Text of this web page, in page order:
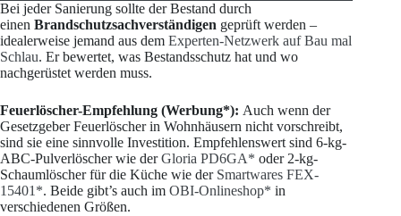
Bei jeder Sanierung sollte der Bestand durch
einen Brandschutzsachverständigen geprüft werden –
idealerweise jemand aus dem Experten-Netzwerk auf Bau mal
Schlau. Er bewertet, was Bestandsschutz hat und wo
nachgerüstet werden muss.
Feuerlöscher-Empfehlung (Werbung*): Auch wenn der
Gesetzgeber Feuerlöscher in Wohnhäusern nicht vorschreibt,
sind sie eine sinnvolle Investition. Empfehlenswert sind 6-kg-
ABC-Pulverlöscher wie derGloria PD6GA* oder 2-kg-
Schaumlöscher für die Küche wie der Smartwares FEX-
15401*. Beide gibt’s auch im OBI-Onlineshop* in
verschiedenen Größen.